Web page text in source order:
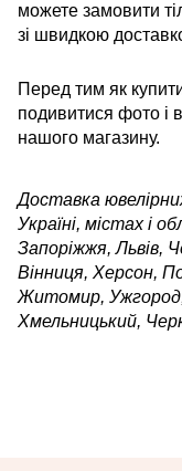
можете замовити
зі швидкою
Перед тим як
подивитися фото і
нашого магазину.
Доставка
Україні, містах і
Запоріжжя, Львів,
Вінниця, Херсон,
Житомир, Ужгород,
Хмельницький,